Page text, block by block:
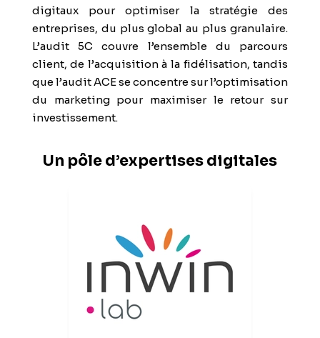
digitaux pour optimiser la stratégie des
entreprises, du plus global au plus granulaire.
L’audit 5C couvre l’ensemble du parcours
client, de l’acquisition à la fidélisation, tandis
que l’audit ACE se concentre sur l’optimisation
du marketing pour maximiser le retour sur
investissement.
Un pôle d’expertises digitales